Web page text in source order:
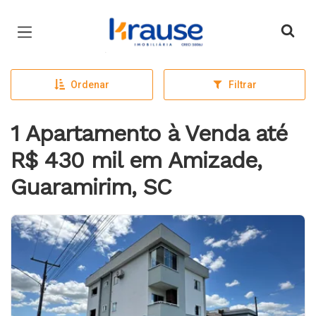
Página inicial
Ordenar Filtrar
1 Apartamento à Venda até
R$ 430 mil em Amizade,
Guaramirim, SC